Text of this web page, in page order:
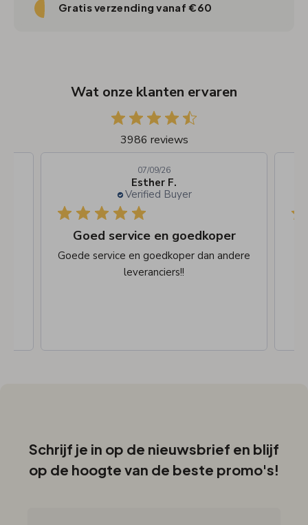
Gratis verzending vanaf €60
Wat onze klanten ervaren
3986 reviews
Esther F.
Verified Buyer
07/09/26
Goed service en goedkoper
Goede service en goedkoper dan andere
leveranciers!!
Schrijf je in op de nieuwsbrief en blijf
op de hoogte van de beste promo's!